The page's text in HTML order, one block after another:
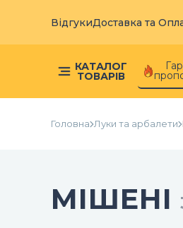
ВідгукиДоставка та
КАТАЛОГ
ТОВАРІВ
Головна Луки та арбалети
МІШЕНІ